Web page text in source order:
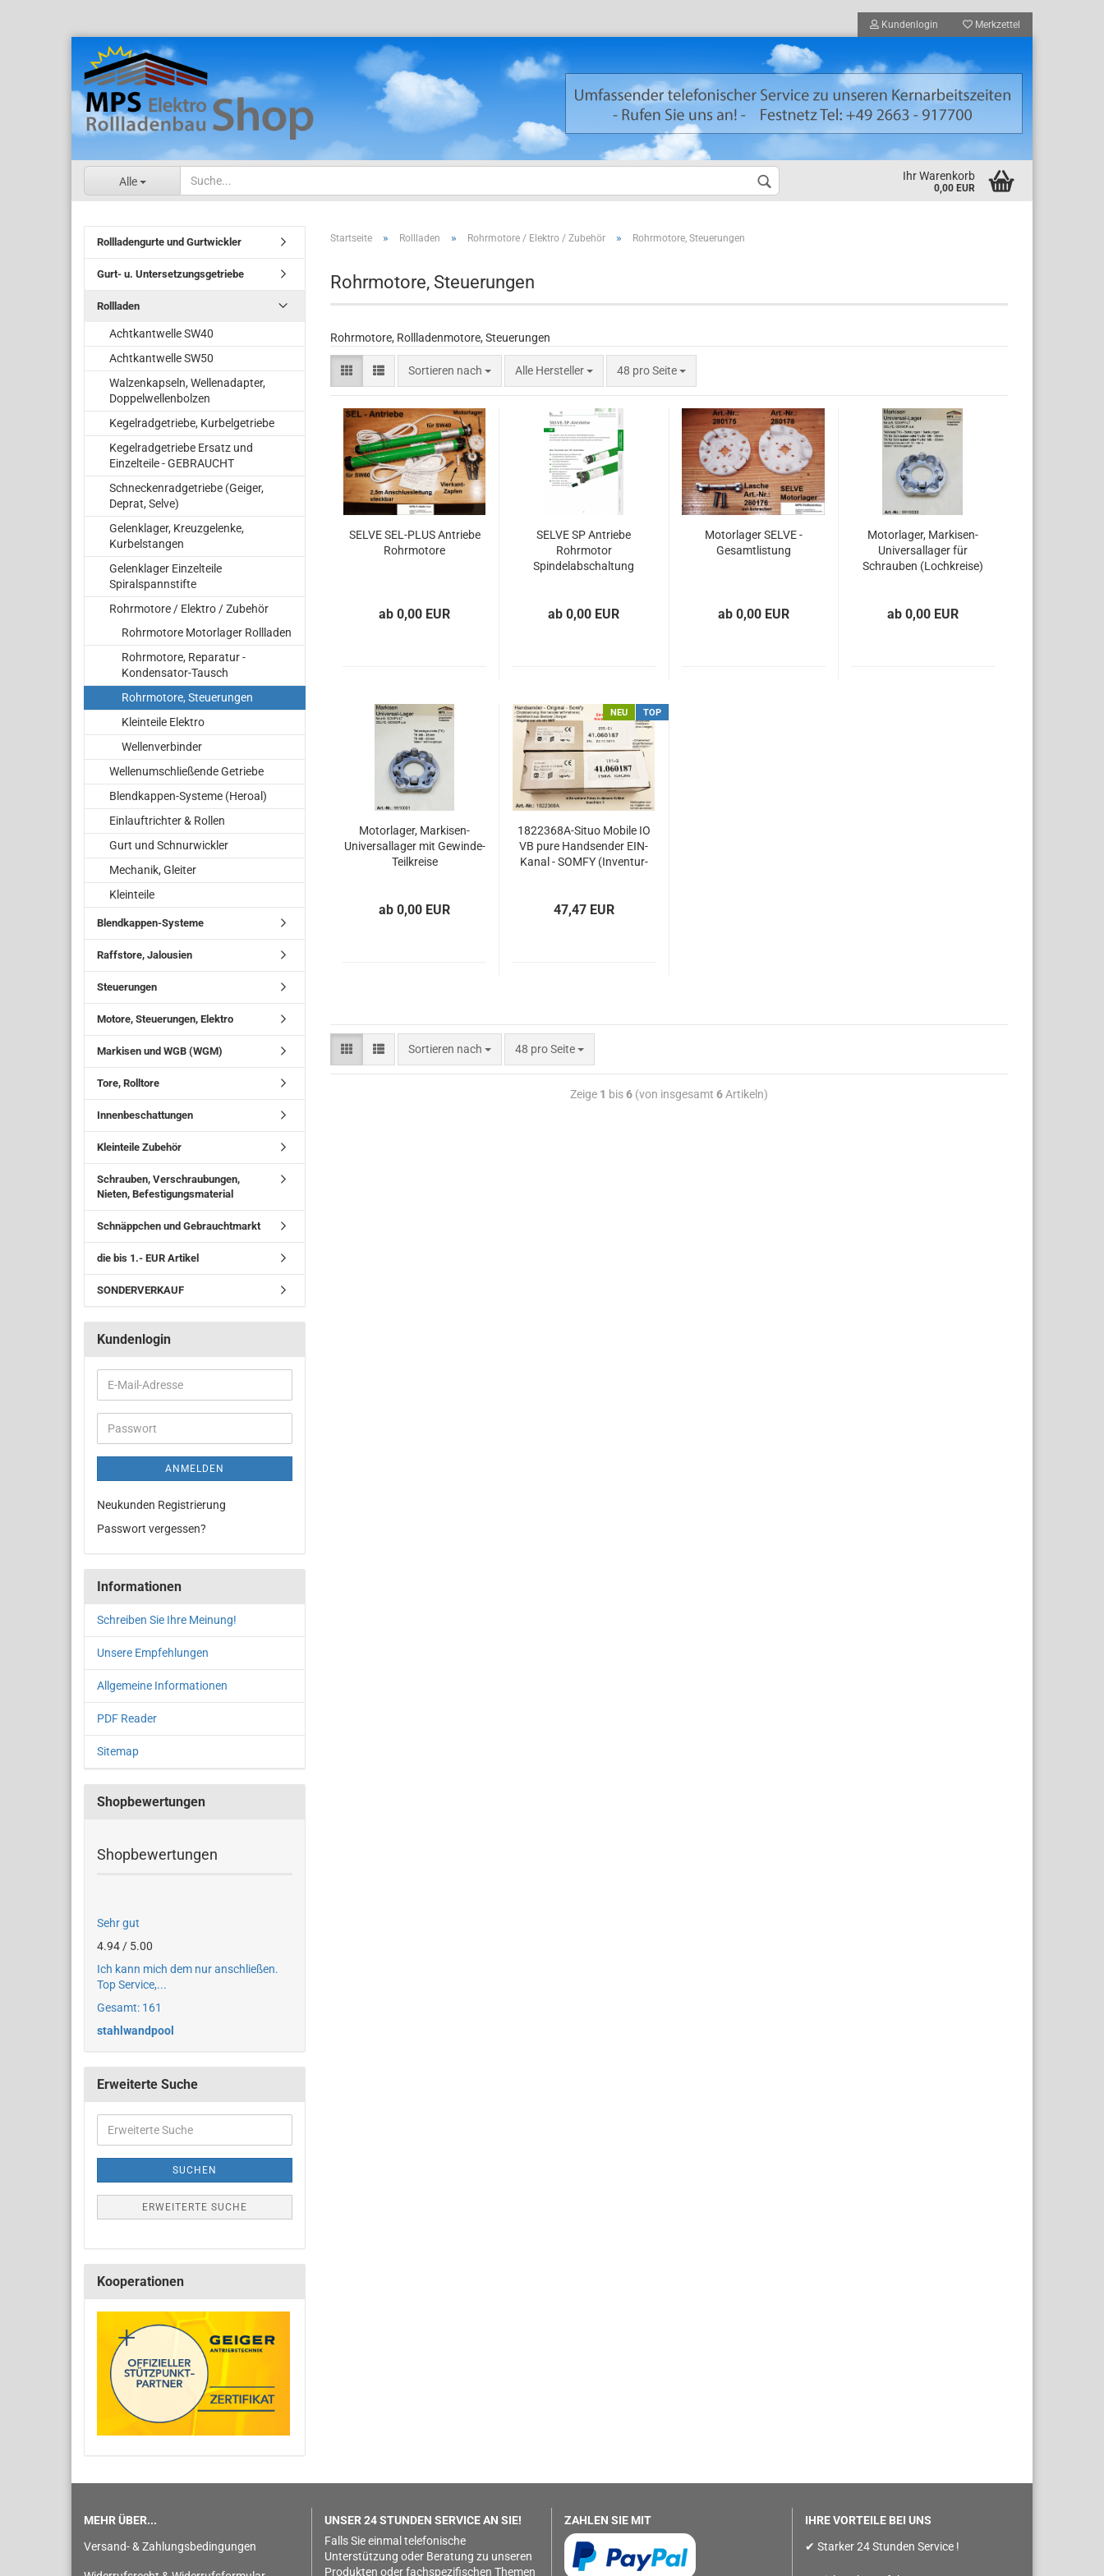
Kundenlogin Merkzettel
Alle Ihr Warenkorb
0,00 EUR
Startseite » Rollladen » Rohrmotore / Elektro / Zubehör » Rohrmotore, Steuerungen
Rohrmotore, Steuerungen
Rohrmotore, Rollladenmotore, Steuerungen
Sortieren nach Alle Hersteller 48 pro Seite
SELVE SEL-PLUS Antriebe
Rohrmotore
ab 0,00 EUR
SELVE SP Antriebe
Rohrmotor
Spindelabschaltung
ab 0,00 EUR
Motorlager SELVE -
Gesamtlistung
ab 0,00 EUR
Motorlager, Markisen-
Universallager für
Schrauben (Lochkreise)
ab 0,00 EUR
Motorlager, Markisen-
Universallager mit Gewinde-
Teilkreise
ab 0,00 EUR
NEU TOP
1822368A-Situo Mobile IO
VB pure Handsender EIN-
Kanal - SOMFY (Inventur-
47,47 EUR
Sortieren nach 48 pro Seite
Zeige 1 bis6 (von insgesamt 6 Artikeln)
Rollladengurte und Gurtwickler
Gurt- u. Untersetzungsgetriebe
Rollladen
Achtkantwelle SW40
Achtkantwelle SW50
Walzenkapseln, Wellenadapter,
Doppelwellenbolzen
Kegelradgetriebe, Kurbelgetriebe
Kegelradgetriebe Ersatz und
Einzelteile - GEBRAUCHT
Schneckenradgetriebe (Geiger,
Deprat, Selve)
Gelenklager, Kreuzgelenke,
Kurbelstangen
Gelenklager Einzelteile
Spiralspannstifte
Rohrmotore / Elektro / Zubehör
Rohrmotore Motorlager Rollladen
Rohrmotore, Reparatur -
Kondensator-Tausch
Rohrmotore, Steuerungen
Kleinteile Elektro
Wellenverbinder
Wellenumschließende Getriebe
Blendkappen-Systeme (Heroal)
Einlauftrichter & Rollen
Gurt und Schnurwickler
Mechanik, Gleiter
Kleinteile
Blendkappen-Systeme
Raffstore, Jalousien
Steuerungen
Motore, Steuerungen, Elektro
Markisen und WGB (WGM)
Tore, Rolltore
Innenbeschattungen
Kleinteile Zubehör
Schrauben, Verschraubungen,
Nieten, Befestigungsmaterial
Schnäppchen und Gebrauchtmarkt
die bis 1.- EUR Artikel
SONDERVERKAUF
Kundenlogin
ANMELDEN
Neukunden Registrierung
Passwort vergessen?
Informationen
Schreiben Sie Ihre Meinung!
Unsere Empfehlungen
Allgemeine Informationen
PDF Reader
Sitemap
Shopbewertungen
Shopbewertungen
Sehr gut
4.94 / 5.00
Ich kann mich dem nur anschließen.
Top Service,...
Gesamt: 161
stahlwandpool
Erweiterte Suche
SUCHEN
ERWEITERTE SUCHE
Kooperationen
MEHR ÜBER...
Versand- & Zahlungsbedingungen
UNSER 24 STUNDEN SERVICE AN SIE!
Falls Sie einmal telefonische
Unterstützung oder Beratung zu unseren
Produkten oder fachspezifischen Themen
ZAHLEN SIE MIT
IHRE VORTEILE BEI UNS
✔ Starker 24 Stunden Service !